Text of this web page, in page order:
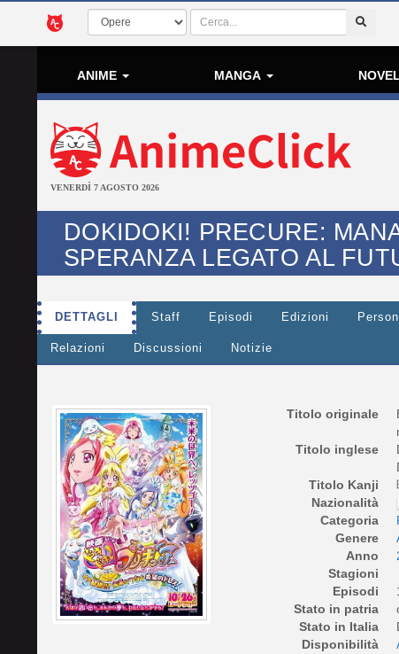
ANIME MANGA NOVEL
VENERDÌ 7 AGOSTO 2026
DOKIDOKI! PRECURE:
SPERANZA LEGATO AL
DETTAGLI Staff Episodi Edizioni
Relazioni Discussioni Notizie
Titolo originale
Titolo inglese
Titolo Kanji
Nazionalità
Categoria
Genere
Anno
Stagioni
Episodi
Stato in patria
Stato in Italia
Disponibilità